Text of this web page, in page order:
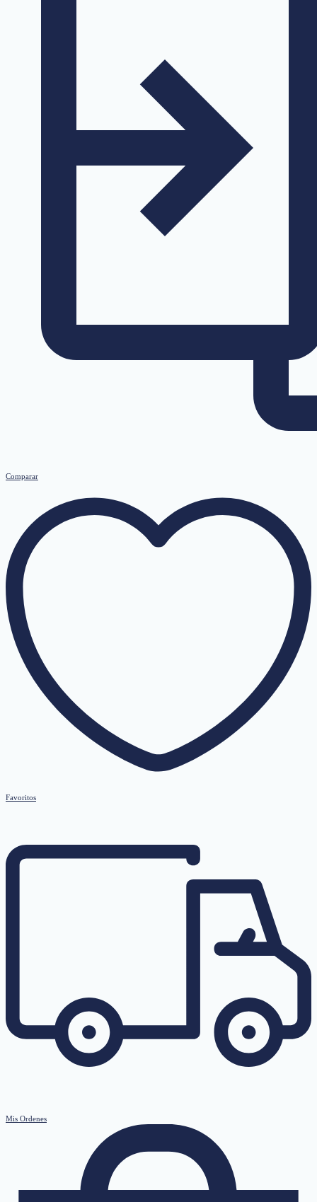
Comparar
Favoritos
Mis Ordenes